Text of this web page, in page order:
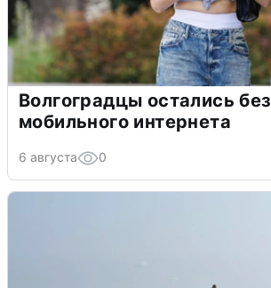
Волгоградцы остались без
мобильного интернета
6 августа 0